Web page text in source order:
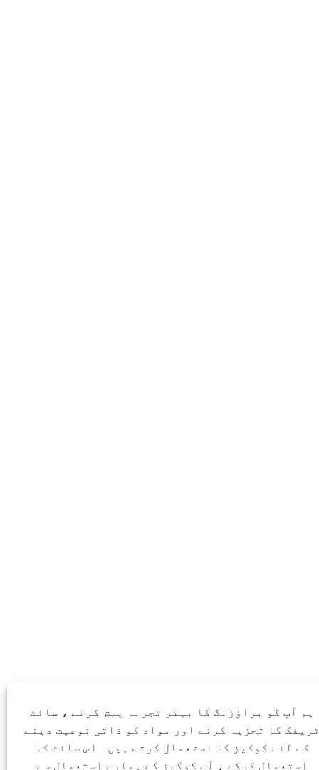
ہم آپ کو براؤزنگ کا بہتر تجربہ پیش کرنے ، سائٹ
کا تجزیہ کرنے اور مواد کو ذاتی نوعیت دینے
کے لئے کوکیز کا استعمال کرتے ہیں۔ اس سائٹ کا
استعمال کرکے ، آپ کوکیز کے ہمارے استعمال سے